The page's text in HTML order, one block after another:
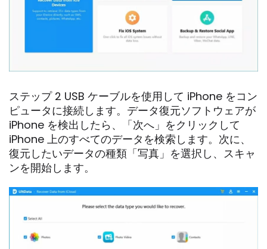
ステップ 2 USB ケーブルを使用して iPhone をコン
ピュータに接続します。データ復元ソフトウェアが
iPhone を検出したら、「次へ」をクリックして
iPhone 上のすべてのデータを検索します。次に、
復元したいデータの種類「写真」を選択し、スキャ
ンを開始します。